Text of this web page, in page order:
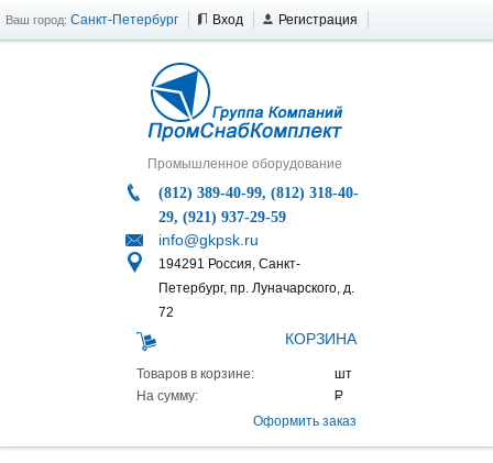
Ваш город: Санкт-Петербург Вход Регистрация
Промышленное оборудование
(812) 389-40-99, (812) 318-40-
29, (921) 937-29-59
info@gkpsk.ru
194291 Россия, Санкт-
Петербург, пр. Луначарского, д.
72
КОРЗИНА
Товаров в корзине:
На сумму:
Оформить заказ